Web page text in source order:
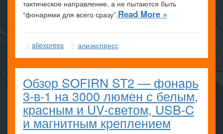
тактическое направление, а не пытаются быть
“фонарями для всего сразу”.Read More »
aliexpress алиэкспресс
Обзор SOFIRN ST2 — фонарь
3-в-1 на 3000 люмен с белым,
красным и UV-светом, USB-C
и магнитным креплением